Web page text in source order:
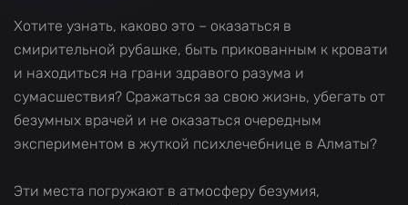
Хотите узнать, каково это – оказаться в
смирительной рубашке, быть прикованным к кровати
и находиться на грани здравого разума и
сумасшествия? Сражаться за свою жизнь, убегать от
безумных врачей и не оказаться очередным
экспериментом в жуткой психлечебнице в Алматы?
Эти места погружают в атмосферу безумия,